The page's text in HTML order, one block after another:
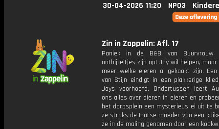
30-04-2026 11:20 NPO3
Zin in Zappelin: Afl. 17
Paniek in de B&B van Buurvrouw
ontbijteitjes zijn op! Joy wil helpen,
meer welke eieren al gekookt zijn.
van Stijn eindigt in een plakkerige
Joys voorhoofd. Ondertussen leert
ons alles over dieren in eieren en
het dorpsplein een mysterieus ei uit te
ze straks de trotse moeder van een
ze in de maling genomen door een